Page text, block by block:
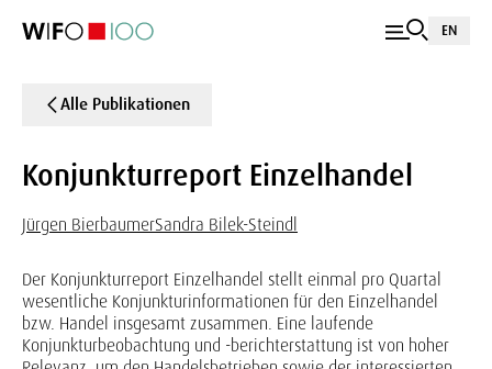
EN
Alle Publikationen
Konjunkturreport Einzelhandel
Jürgen BierbaumerSandra Bilek-Steindl
Der Konjunkturreport Einzelhandel stellt einmal pro Quartal
wesentliche Konjunkturinformationen für den Einzelhandel
bzw. Handel insgesamt zusammen. Eine laufende
Konjunkturbeobachtung und -berichterstattung ist von hoher